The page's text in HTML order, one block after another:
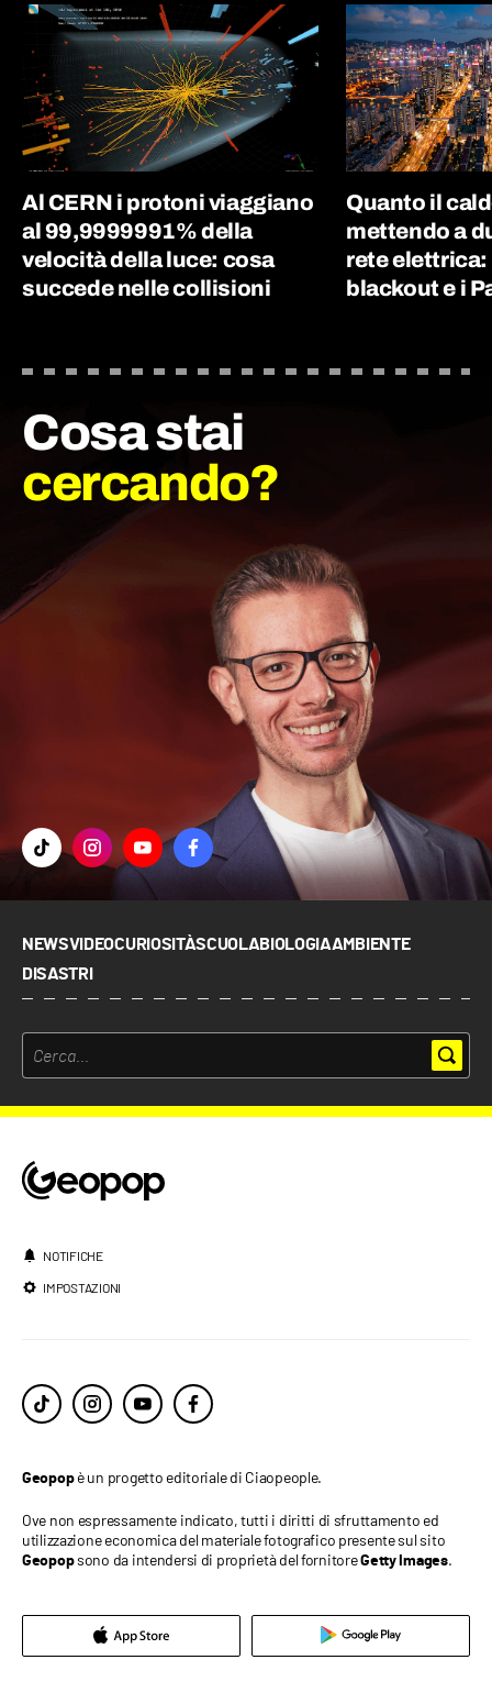
Al CERN i protoni viaggiano
al 99,9999991% della
velocità della luce: cosa
succede nelle collisioni
Quanto il
mettendo a
rete elettrica:
blackout e i
Cosa stai
cercando?
NEWSVIDEOCURIOSITÀSCUOLABIOLOGIAAMBIENTE
DISASTRI
NOTIFICHE
IMPOSTAZIONI
Geopopè un progetto editoriale di Ciaopeople.
Ove non espressamente indicato, tutti i diritti di sfruttamento ed
utilizzazione economica del materiale fotografico presente sul sito
Geopopsono da intendersi di proprietà del fornitoreGetty Images.